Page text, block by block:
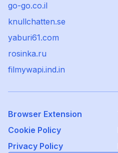
go-go.co.il
knullchatten.se
yaburi61.com
rosinka.ru
filmywapi.ind.in
Browser Extension
Cookie Policy
Privacy Policy